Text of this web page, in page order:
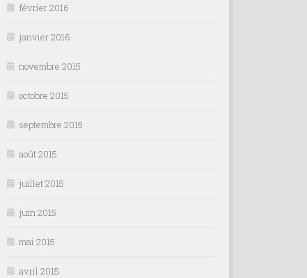
février 2016
janvier 2016
novembre 2015
octobre 2015
septembre 2015
août 2015
juillet 2015
juin 2015
mai 2015
avril 2015